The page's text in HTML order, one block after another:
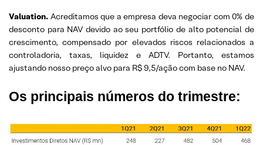
Valuation. Acreditamos que a empresa deva negociar com 0% de
desconto para NAV devido ao seu portfólio de alto potencial de
crescimento, compensado por elevados riscos relacionados a
controladoria, taxas, liquidez e ADTV. Portanto, estamos
ajustando nosso preço alvo para R$ 9,5/ação com base no NAV.
Os principais números do trimestre: